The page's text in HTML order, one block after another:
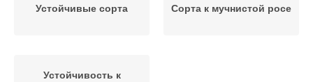
Устойчивые сорта Сорта к мучнистой росе
Устойчивость к